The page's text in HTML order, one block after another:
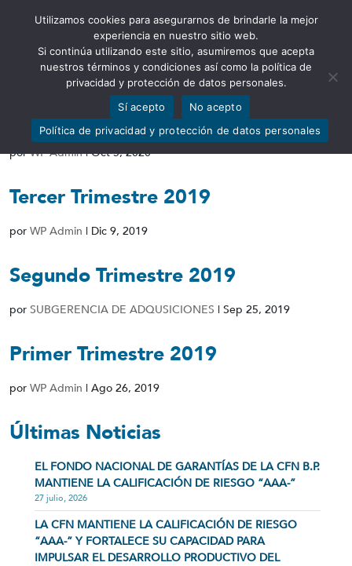
Abrir barra de herramientas
Cuarto Trimestre 2019
porWP Admin|Oct 5, 2020
Tercer Trimestre 2019
por WP Admin | Dic 9, 2019
Segundo Trimestre 2019
por SUBGERENCIA DE ADQUSICIONES | Sep 25, 2019
Primer Trimestre 2019
por WP Admin | Ago 26, 2019
Últimas Noticias
EL FONDO NACIONAL DE GARANTÍAS DE LA CFN B.P.
MANTIENE LA CALIFICACIÓN DE RIESGO “AAA-”
27 julio, 2026
LA CFN MANTIENE LA CALIFICACIÓN DE RIESGO
“AAA-” Y FORTALECE SU CAPACIDAD PARA
IMPULSAR EL DESARROLLO PRODUCTIVO DEL
Utilizamos cookies para asegurarnos de brindarle la mejor
experiencia en nuestro sitio web.
Si continúa utilizando este sitio, asumiremos que acepta
nuestros términos y condiciones así como la política de
privacidad y protección de datos personales.
Sí acepto
No acepto
Política de privacidad y protección de datos personales